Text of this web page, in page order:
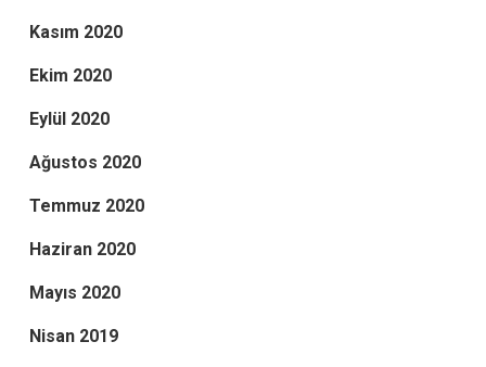
Kasım 2020
Ekim 2020
Eylül 2020
Ağustos 2020
Temmuz 2020
Haziran 2020
Mayıs 2020
Nisan 2019